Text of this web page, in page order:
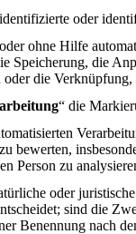
oder
ohne Hilfe
Speicherung, die
die
“ die
bewerten,
Person zu
oder
sind die
Benennung nach